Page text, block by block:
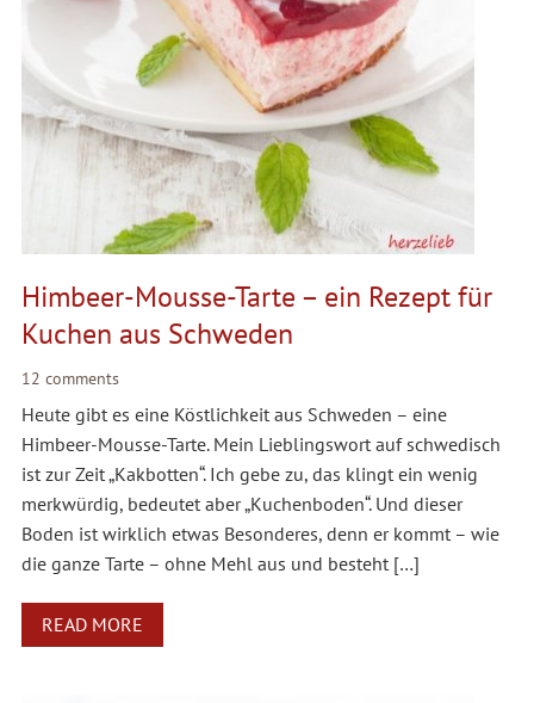
Himbeer-Mousse-Tarte – ein Rezept für
Kuchen aus Schweden
12 comments
Heute gibt es eine Köstlichkeit aus Schweden – eine
Himbeer-Mousse-Tarte. Mein Lieblingswort auf schwedisch
ist zur Zeit „Kakbotten“. Ich gebe zu, das klingt ein wenig
merkwürdig, bedeutet aber „Kuchenboden“. Und dieser
Boden ist wirklich etwas Besonderes, denn er kommt – wie
die ganze Tarte – ohne Mehl aus und besteht […]
READ MORE